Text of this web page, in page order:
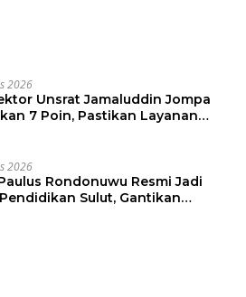
2026
Unsrat Jamaluddin Jompa
7 Poin, Pastikan Layanan
2026
Rondonuwu Resmi Jadi
Sulut, Gantikan